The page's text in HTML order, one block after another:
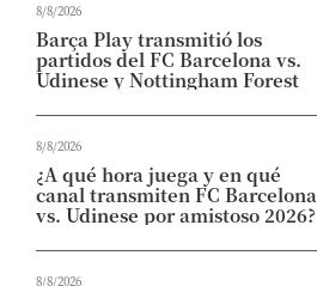
8/8/2026
Barça Play transmitió los
partidos del FC Barcelona vs.
Udinese y Nottingham Forest
8/8/2026
¿A qué hora juega y en qué
canal transmiten FC Barcelona
vs. Udinese por amistoso 2026?
8/8/2026